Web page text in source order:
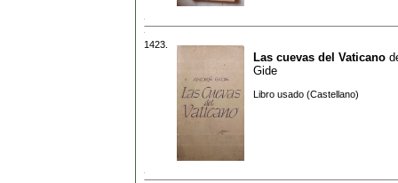
1423.
Las cuevas del Vaticano
Gide
Libro usado (Castellano)